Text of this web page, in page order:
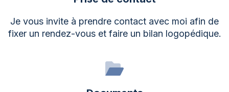
Je vous invite à prendre contact avec moi afin de
fixer un rendez-vous et faire un bilan logopédique.